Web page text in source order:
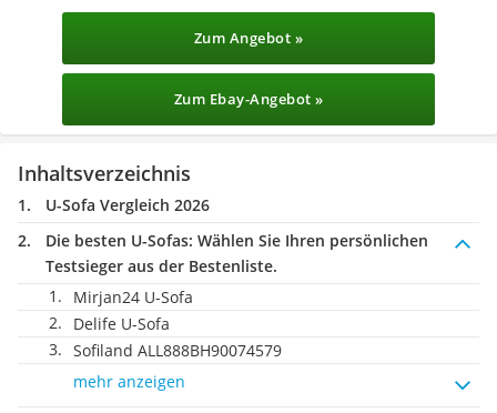
Zum Angebot »
Zum Ebay-Angebot »
Inhaltsverzeichnis
U-Sofa Vergleich 2026
Die besten U-Sofas: Wählen Sie Ihren persönlichen
Testsieger aus der Bestenliste.
Mirjan24 U-Sofa
Delife U-Sofa
Sofiland ALL888BH90074579
mehr anzeigen